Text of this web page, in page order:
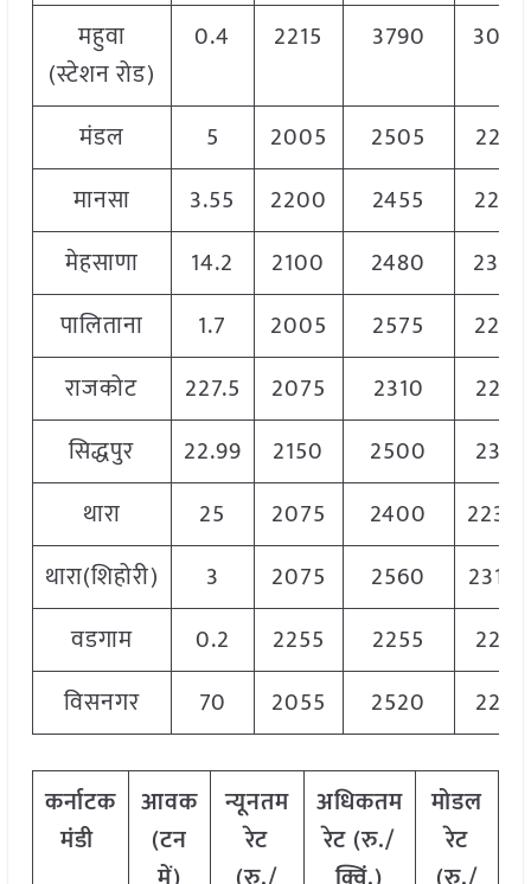
महुवा
(स्टेशन रोड)
0.4 2215 3790 3005
मंडल 5 2005 2505
2255
मानसा
3.55 2200 2455
2220
मेहसाणा
14.2 2100 2480
2300
पालिताना
1.7 2005 2575
2290
राजकोट
227.5 2075 2310
2225
सिद्धपुर
22.99 2150 2500
2325
थारा
25 2075 2400
थारा(शिहोरी)
3 2075 2560
वडगाम
0.2 2255 2255
2255
विसनगर
70 2055 2520 2287
कर्नाटक
मंडी
आवक
(टन
न्यूनतम
रेट
अधिकतम
रेट (रु./
मोडल
रेट